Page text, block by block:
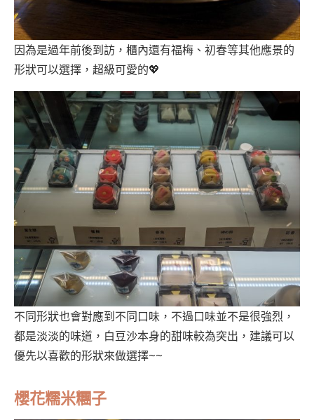
因為是過年前後到訪，櫃內還有福梅、初春等其他應景的
形狀可以選擇，超級可愛的💖
不同形狀也會對應到不同口味，不過口味並不是很強烈，
都是淡淡的味道，白豆沙本身的甜味較為突出，建議可以
優先以喜歡的形狀來做選擇~~
櫻花糯米糰子